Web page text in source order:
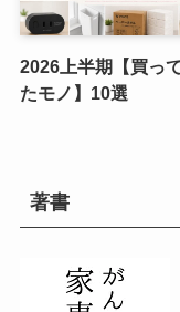
2026上半期【買っ
たモノ】10選
著書